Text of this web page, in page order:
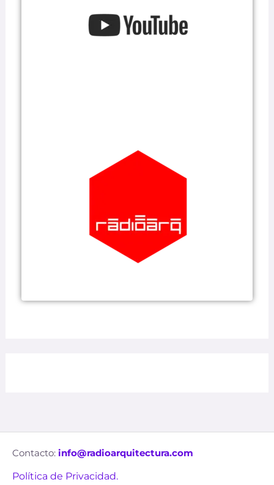
Contacto: info@radioarquitectura.com
Política de Privacidad.